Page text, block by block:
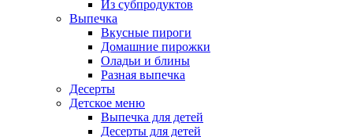
Из субпродуктов
Выпечка
Вкусные пироги
Домашние пирожки
Оладьи и блины
Разная выпечка
Десерты
Детское меню
Выпечка для детей
Десерты для детей